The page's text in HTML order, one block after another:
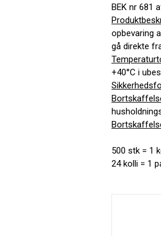
BEK nr 681
opbevaring
gå direkte
+40°C i
500 stk = 1
24 kolli = 1